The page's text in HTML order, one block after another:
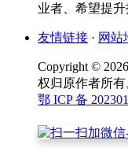
业者、希望提升
友情链接 · 网站
Copyright © 2026
权归原作者所有
鄂 ICP 备